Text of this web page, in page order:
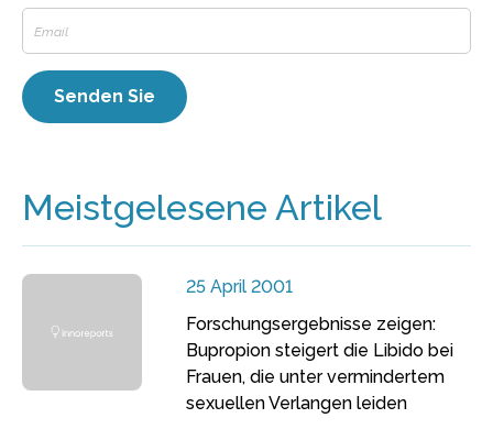
Meistgelesene Artikel
25 April 2001
Forschungsergebnisse zeigen:
Bupropion steigert die Libido bei
Frauen, die unter vermindertem
sexuellen Verlangen leiden